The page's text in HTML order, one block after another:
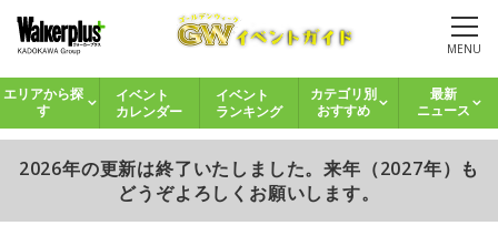
MENU
エリアから探
す
イベント
カレンダー
イベント
ランキング
カテゴリ別
おすすめ
最新
ニュース
2026年の更新は終了いたしました。来年（2027年）も
どうぞよろしくお願いします。